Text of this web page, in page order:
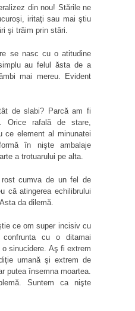
din nou! Stările ne
iritaţi sau mai ştiu
şi trăim prin stări.
se nasc cu o atitudine
au felul ăsta de a
mai mereu. Evident
de slabi? Parcă am fi
Orice rafală de stare,
ce element al minunatei
în nişte ambalaje
a trotuarului pe alta.
cumva de un fel de
că atingerea echilibrului
da dilemă.
ce om super incisiv cu
cu o ditamai
sinucidere. Aş fi extrem
umană şi extrem de
putea însemna moartea.
Suntem ca nişte